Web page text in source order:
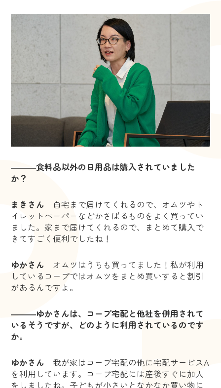
―――食料品以外の日用品は購入されていました
か？
まきさん
自宅まで届けてくれるので、オムツやト
イレットペーパーなどかさばるものをよく買ってい
ました。家まで届けてくれるので、まとめて購入で
きてすごく便利でしたね！
ゆかさん オムツはうちも買ってました！私が利用
しているコープではオムツをまとめ買いすると割引
があるんですよ。
―――ゆかさんは、コープ宅配と他社を併用されて
いるそうですが、どのように利用されているのです
か。
ゆかさん 我が家はコープ宅配の他に宅配サービスA
を利用しています。コープ宅配には産後すぐに加入
をしましたね。子どもが小さいとなかなか買い物に